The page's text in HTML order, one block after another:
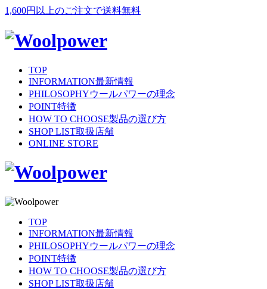
1,600円以上のご注文で送料無料
TOP
INFORMATION最新情報
PHILOSOPHYウールパワーの理念
POINT特徴
HOW TO CHOOSE製品の選び方
SHOP LIST取扱店舗
ONLINE STORE
TOP
INFORMATION最新情報
PHILOSOPHYウールパワーの理念
POINT特徴
HOW TO CHOOSE製品の選び方
SHOP LIST取扱店舗